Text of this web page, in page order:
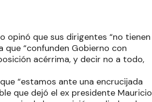
opinó que sus dirigentes “no tienen
“confunden Gobierno con
acérrima, y decir no a todo,
“estamos ante una encrucijada
que dejó el ex presidente Mauricio